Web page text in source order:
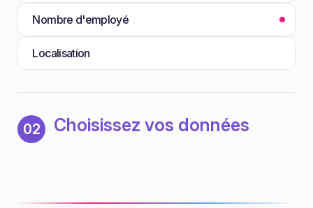
Nombre d'employé
Localisation
02 Choisissez vos données